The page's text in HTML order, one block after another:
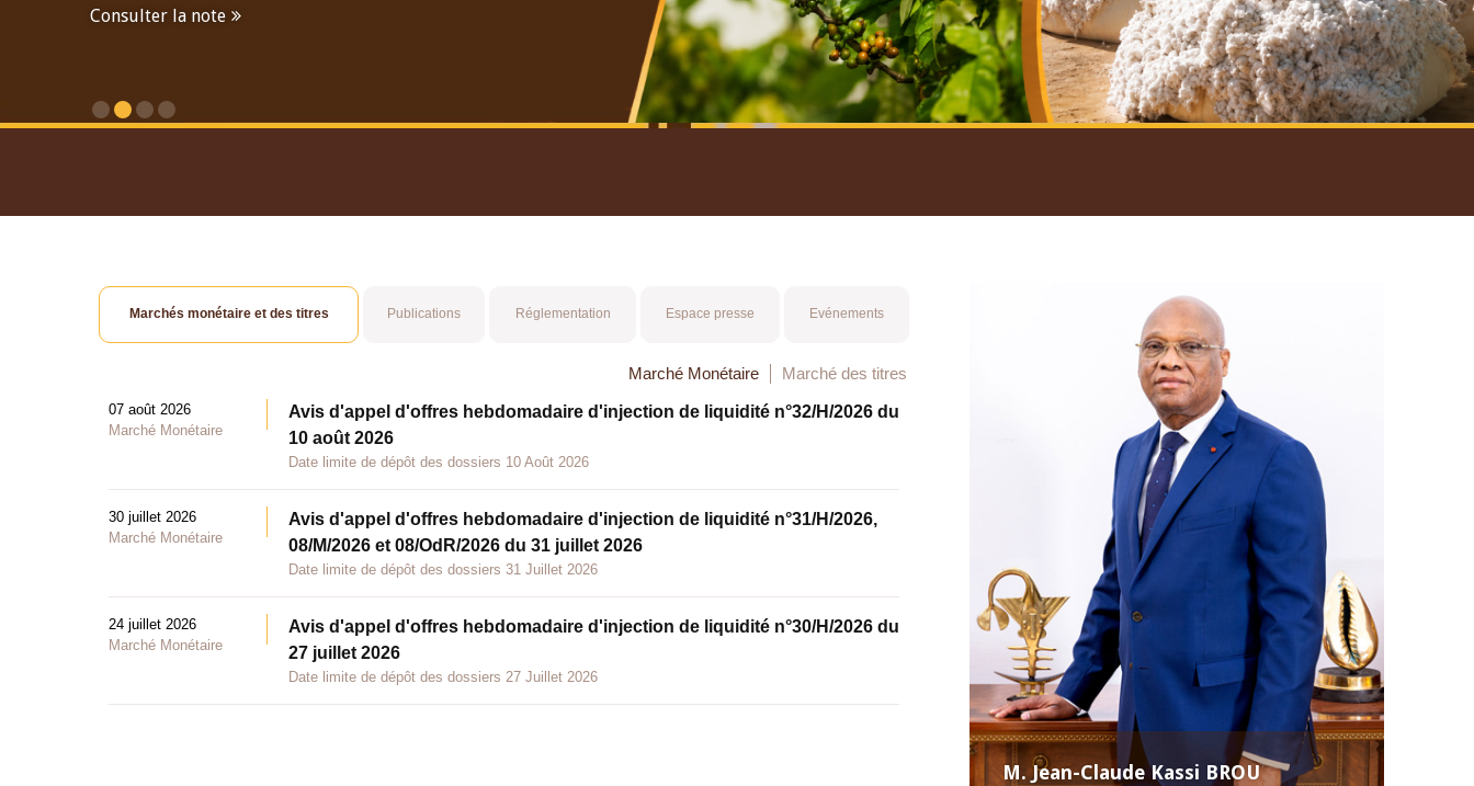
Consulter la note
M. Jean-Claude Kassi BROU
Marchés monétaire et des titres Publications Réglementation Espace presse Evénements
Marché Monétaire Marché des titres
07 août 2026
Marché Monétaire
Avis d'appel d'offres hebdomadaire d'injection de liquidité n°32/H/2026 du
10 août 2026
Date limite de dépôt des dossiers 10 Août 2026
30 juillet 2026
Marché Monétaire
Avis d'appel d'offres hebdomadaire d'injection de liquidité n°31/H/2026,
08/M/2026 et 08/OdR/2026 du 31 juillet 2026
Date limite de dépôt des dossiers 31 Juillet 2026
24 juillet 2026
Marché Monétaire
Avis d'appel d'offres hebdomadaire d'injection de liquidité n°30/H/2026 du
27 juillet 2026
Date limite de dépôt des dossiers 27 Juillet 2026